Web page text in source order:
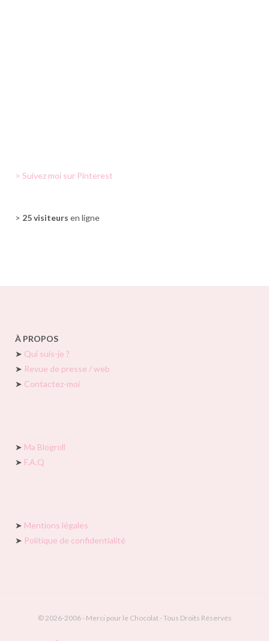
> Suivez moi sur Pinterest
> 25 visiteurs en ligne
À PROPOS
➤ Qui suis-je ?
➤ Revue de presse / web
➤ Contactez-moi
➤ Ma Blogroll
➤ F.A.Q
➤ Mentions légales
➤ Politique de confidentialité
© 2026-2006 - Merci pour le Chocolat - Tous Droits Réservés